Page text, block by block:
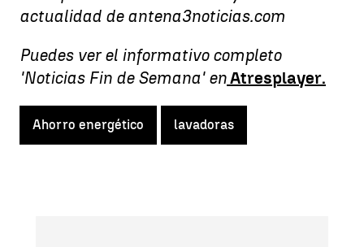
actualidad de antena3noticias.com
Puedes ver el informativo completo
'Noticias Fin de Semana' enAtresplayer.
Ahorro energético lavadoras